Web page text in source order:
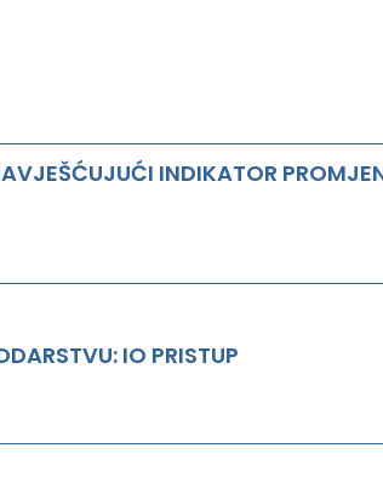
INDIKATOR
IO PRISTUP